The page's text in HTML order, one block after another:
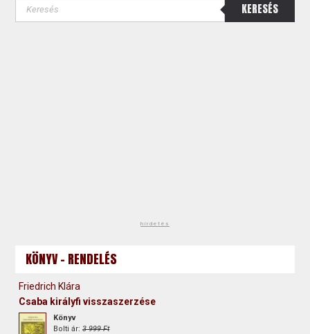
KERESÉS
hirdetés
KÖNYV - RENDELÉS
Friedrich Klára
Csaba királyfi visszaszerzése
Könyv
Bolti ár:3 999 Ft